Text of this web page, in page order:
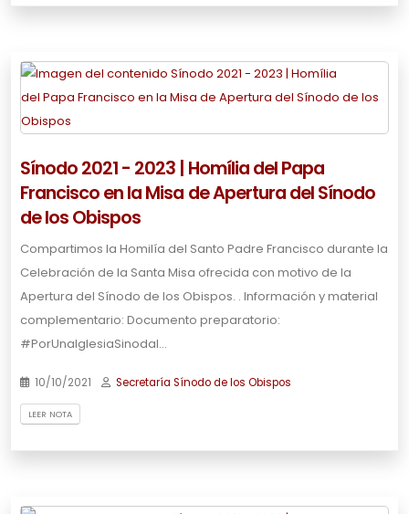
Sínodo 2021 - 2023 | Homília del Papa
Francisco en la Misa de Apertura del Sínodo
de los Obispos
Compartimos la Homilía del Santo Padre Francisco durante la
Celebración de la Santa Misa ofrecida con motivo de la
Apertura del Sínodo de los Obispos. . Información y material
complementario: Documento preparatorio:
#PorUnaIglesiaSinodal…
10/10/2021 Secretaría Sínodo de los Obispos
LEER NOTA